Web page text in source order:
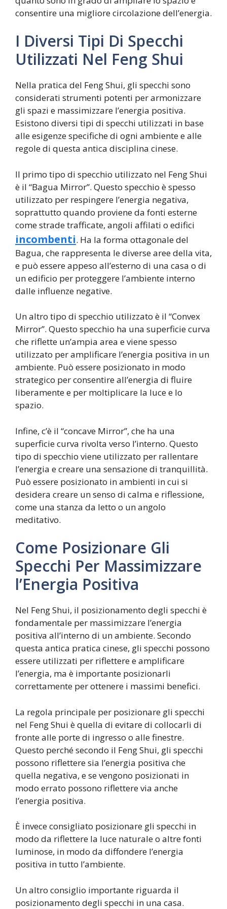
consentire una migliore circolazione dell’energia.
I Diversi Tipi Di Specchi
Utilizzati Nel Feng Shui
Nella pratica del Feng Shui, gli specchi sono
considerati strumenti potenti per armonizzare
gli spazi e massimizzare l’energia positiva.
Esistono diversi tipi di specchi utilizzati in base
alle esigenze specifiche di ogni ambiente e alle
regole di questa antica disciplina cinese.
Il primo tipo di specchio utilizzato nel Feng Shui
è il “Bagua Mirror”. Questo specchio è spesso
utilizzato per respingere l’energia negativa,
soprattutto quando proviene da fonti esterne
come strade trafficate, angoli affilati o edifici
incombenti. Ha la forma ottagonale del
Bagua, che rappresenta le diverse aree della vita,
e può essere appeso all’esterno di una casa o di
un edificio per proteggere l’ambiente interno
dalle influenze negative.
Un altro tipo di specchio utilizzato è il “Convex
Mirror”. Questo specchio ha una superficie curva
che riflette un’ampia area e viene spesso
utilizzato per amplificare l’energia positiva in un
ambiente. Può essere posizionato in modo
strategico per consentire all’energia di fluire
liberamente e per moltiplicare la luce e lo
spazio.
Infine, c’è il “concave Mirror”, che ha una
superficie curva rivolta verso l’interno. Questo
tipo di specchio viene utilizzato per rallentare
l’energia e creare una sensazione di tranquillità.
Può essere posizionato in ambienti in cui si
desidera creare un senso di calma e riflessione,
come una stanza da letto o un angolo
meditativo.
Come Posizionare Gli
Specchi Per Massimizzare
l’Energia Positiva
Nel Feng Shui, il posizionamento degli specchi è
fondamentale per massimizzare l’energia
positiva all’interno di un ambiente. Secondo
questa antica pratica cinese, gli specchi possono
essere utilizzati per riflettere e amplificare
l’energia, ma è importante posizionarli
correttamente per ottenere i massimi benefici.
La regola principale per posizionare gli specchi
nel Feng Shui è quella di evitare di collocarli di
fronte alle porte di ingresso o alle finestre.
Questo perché secondo il Feng Shui, gli specchi
possono riflettere sia l’energia positiva che
quella negativa, e se vengono posizionati in
modo errato possono riflettere via anche
l’energia positiva.
È invece consigliato posizionare gli specchi in
modo da riflettere la luce naturale o altre fonti
luminose, in modo da diffondere l’energia
positiva in tutto l’ambiente.
Un altro consiglio importante riguarda il
posizionamento degli specchi in una casa.